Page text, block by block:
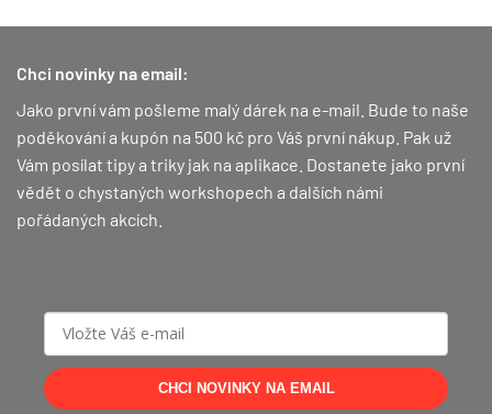
Chci novinky na email:
Jako první vám pošleme malý dárek na e-mail. Bude to naše
poděkování a kupón na 500 kč pro Váš první nákup. Pak už
Vám posílat tipy a triky jak na aplikace. Dostanete jako první
vědět o chystaných workshopech a dalších námi
pořádaných akcích.
CHCI NOVINKY NA EMAIL